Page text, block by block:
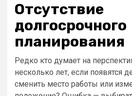
Отсутствие
долгосрочного
планирования
Редко кто думает на
несколько лет, если появятся
сменить место работы или